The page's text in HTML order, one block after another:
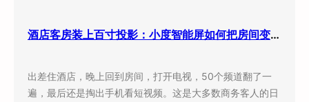
酒店客房装上百寸投影：小度智能屏如何把房间变成”第三空间”
出差住酒店，晚上回到房间，打开电视，50个频道翻了一
遍，最后还是掏出手机看短视频。这是大多数商务客人的日